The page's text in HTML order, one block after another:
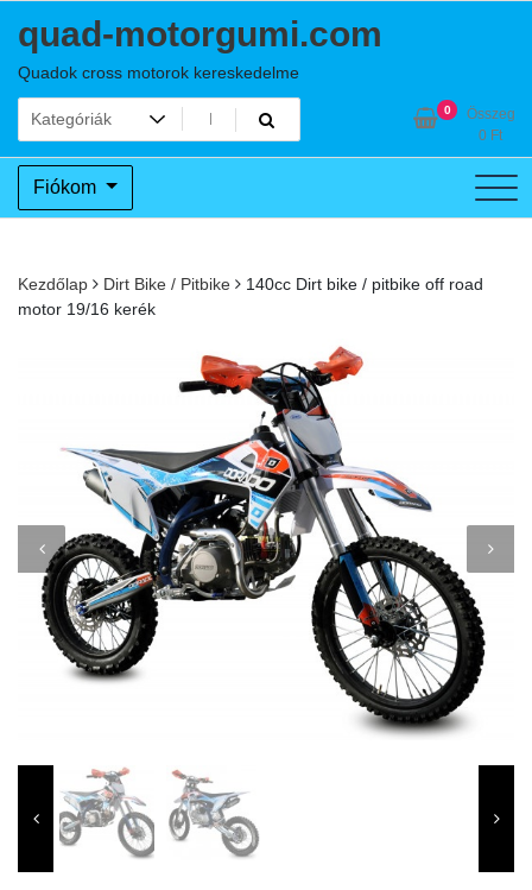
quad-motorgumi.com
Quadok cross motorok kereskedelme
0
Összeg
0 Ft
Fiókom
Kezdőlap Dirt Bike / Pitbike
140cc Dirt bike / pitbike off road
motor 19/16 kerék